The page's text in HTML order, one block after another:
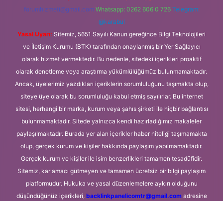
forumhizmeti@gmail.com Whatsapp: 0262 606 0 726 Telegram:
@karabul
Yasal Uyarı: Sitemiz, 5651 Sayılı Kanun gereğince Bilgi Teknolojileri
ve İletişim Kurumu (BTK) tarafından onaylanmış bir Yer Sağlayıcı
olarak hizmet vermektedir. Bu nedenle, sitedeki içerikleri proaktif
olarak denetleme veya araştırma yükümlülüğümüz bulunmamaktadır.
Ancak, üyelerimiz yazdıkları içeriklerin sorumluluğunu taşımakta olup,
siteye üye olarak bu sorumluluğu kabul etmiş sayılırlar. Bu internet
sitesi, herhangi bir marka, kurum veya şahıs şirketi ile hiçbir bağlantısı
bulunmamaktadır. Sitede yalnızca kendi hazırladığımız makaleler
paylaşılmaktadır. Burada yer alan içerikler haber niteliği taşımamakta
olup, gerçek kurum ve kişiler hakkında paylaşım yapılmamaktadır.
Gerçek kurum ve kişiler ile isim benzerlikleri tamamen tesadüfidir.
Sitemiz, kar amacı gütmeyen ve tamamen ücretsiz bir bilgi paylaşım
platformudur. Hukuka ve yasal düzenlemelere aykırı olduğunu
düşündüğünüz içerikleri, backlinkpanelicomtr@gmail.comadresine